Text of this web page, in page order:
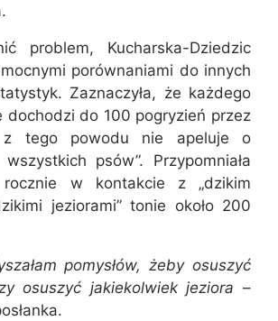
problem, Kucharska-Dziedzic
mocnymi porównaniami do innych
Zaznaczyła, że każdego
dochodzi do 100 pogryzień przez
tego powodu nie apeluje o
wszystkich psów”. Przypomniała
w kontakcie z „dzikim
jeziorami” tonie około 200
pomysłów, żeby osuszyć
osuszyć jakiekolwiek jeziora –